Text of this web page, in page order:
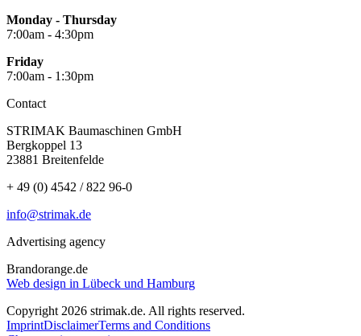
Monday - Thursday
7:00am - 4:30pm
Friday
7:00am - 1:30pm
Contact
STRIMAK Baumaschinen GmbH
Bergkoppel 13
23881 Breitenfelde
+ 49 (0) 4542 / 822 96-0
info@strimak.de
Advertising agency
Brandorange.de
Web design in Lübeck und Hamburg
Copyright 2026 strimak.de. All rights reserved.
ImprintDisclaimerTerms and Conditions